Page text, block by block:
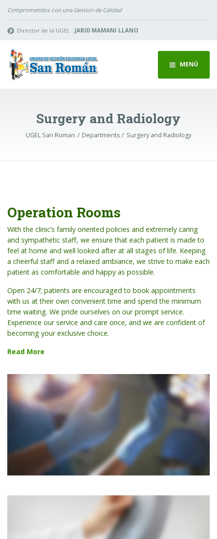
Comprometidos con una Gestion de Calidad
Director de la UGEL : JARID MAMANI LLANO
MENÚ
Surgery and Radiology
UGEL San Roman Departments Surgery and Radiology
Operation Rooms
With the clinic’s family oriented policies and extremely caring
and sympathetic staff, we ensure that each patient is made to
feel at home and well looked after at all stages of life. Keeping
a cheerful staff and a relaxed ambiance, we strive to make each
patient as comfortable and happy as possible.
Open 24/7; patients are encouraged to book appointments
with us at their own convenient time and spend the minimum
time waiting. We pride ourselves on our prompt service.
Experience our service and care once, and we are confident of
becoming your exclusive choice.
Read More